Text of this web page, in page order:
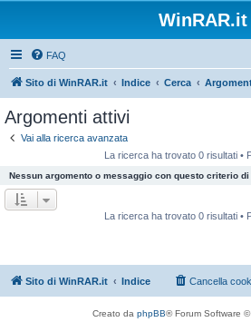
WinRAR.it
FAQ
Sito di WinRAR.it Indice Cerca
Argomenti attivi
Vai alla ricerca avanzata
La ricerca ha trovato 0 risultati •
Nessun argomento o messaggio con questo criterio di
La ricerca ha trovato 0 risultati •
Sito di WinRAR.it Indice Cancella
Creato da phpBB® Forum Software